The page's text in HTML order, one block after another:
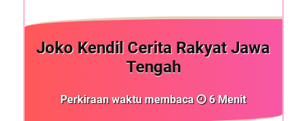
Joko Kendil Cerita Rakyat Jawa
Tengah
Perkiraan waktu membaca 6Menit